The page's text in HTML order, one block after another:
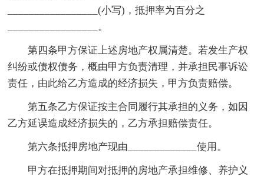
_________________(小写)，抵押率为百分之
_________________。
第四条甲方保证上述房地产权属清楚。若发生产权
纠纷或债权债务，概由甲方负责清理，并承担民事诉讼
责任，由此给乙方造成的经济损失，甲方负责赔偿。
第五条乙方保证按主合同履行其承担的义务，如因
乙方延误造成经济损失的，乙方承担赔偿责任。
第六条抵押房地产现由_____________使用。
甲方在抵押期间对抵押的房地产承担维修、养护义